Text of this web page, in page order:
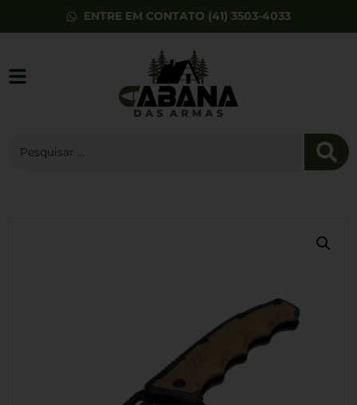
ENTRE EM CONTATO (41) 3503-4033